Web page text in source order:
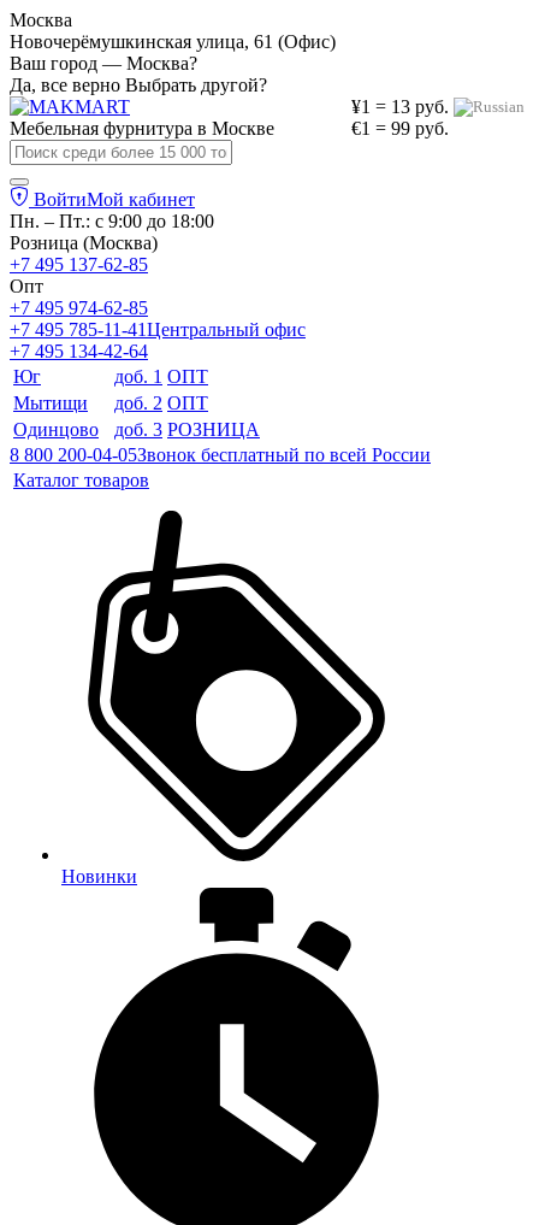
Москва
Новочерёмушкинская улица, 61 (Офис)
Ваш город — Москва?
Да, все верно Выбрать другой?
¥1 = 13 руб.
€1 = 99 руб.
Мебельная фурнитура в Москве
ВойтиМой кабинет
Пн. – Пт.: с 9:00 до 18:00
Розница (Москва)
+7 495 137-62-85
Опт
+7 495 974-62-85
+7 495 785-11-41Центральный офис
+7 495 134-42-64
Юг
доб. 1 ОПТ
Мытищи
доб. 2 ОПТ
Одинцово
доб. 3 РОЗНИЦА
8 800 200-04-05Звонок бесплатный по всей России
Каталог товаров
Новинки